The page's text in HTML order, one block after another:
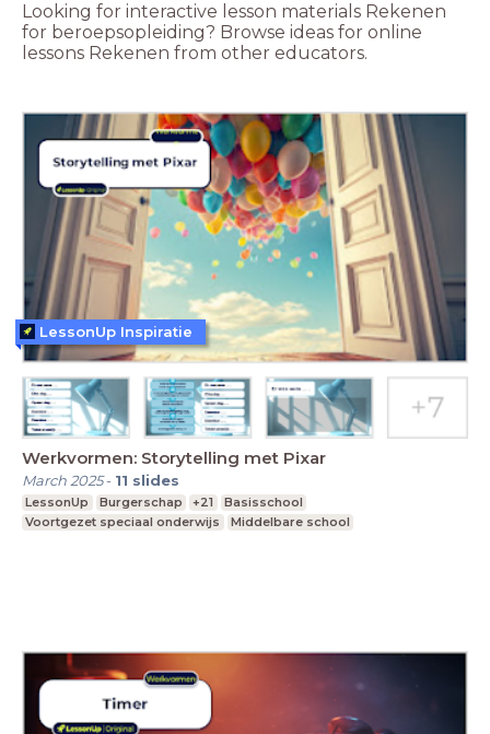
Looking for interactive lesson materials Rekenen
for beroepsopleiding? Browse ideas for online
lessons Rekenen from other educators.
Werkvormen: Storytelling met Pixar
March 2025- 11 slides
LessonUp Burgerschap +21
Basisschool
Voortgezet speciaal onderwijs
Middelbare school
LessonUp Inspiratie